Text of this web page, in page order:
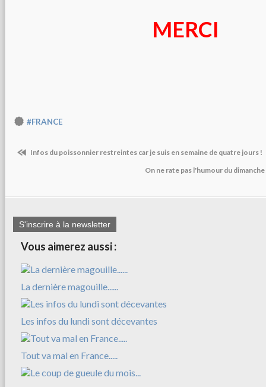
MERCI
#FRANCE
Infos du poissonnier restreintes car je suis en semaine de quatre jours !
On ne rate pas l'humour du
S'inscrire à la newsletter
Vous aimerez aussi :
La dernière magouille......
Les infos du lundi sont décevantes
Tout va mal en France.....